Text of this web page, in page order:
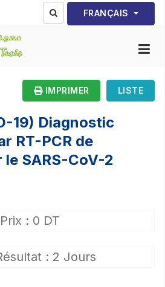
Sélectionnez votre
FRANÇAIS
LISTE
IMPRIMER
19) Diagnostic
RT-PCR de
SARS-CoV-2
Prix : 0 DT
: 2 Jours